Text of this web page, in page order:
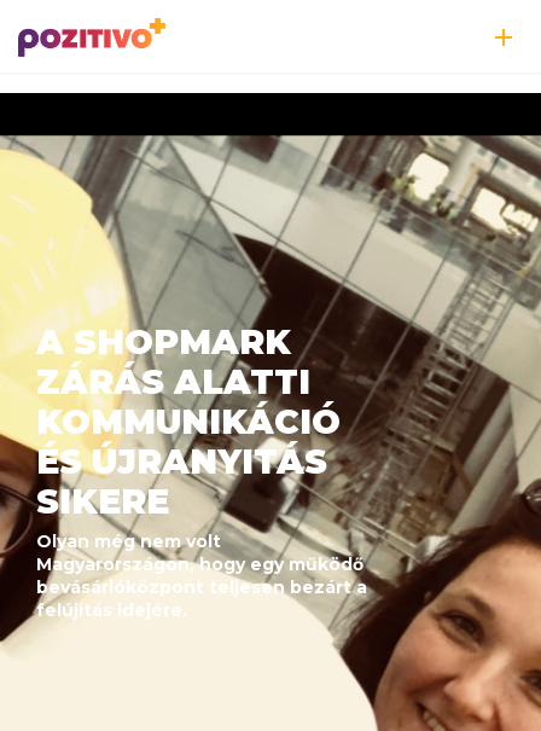
A SHOPMARK
ZÁRÁS ALATTI
KOMMUNIKÁCIÓ
ÉS ÚJRANYITÁS
SIKERE
Olyan még nem volt
Magyarországon, hogy egy működő
bevásárlóközpont teljesen bezárt a
felújítás idejére.